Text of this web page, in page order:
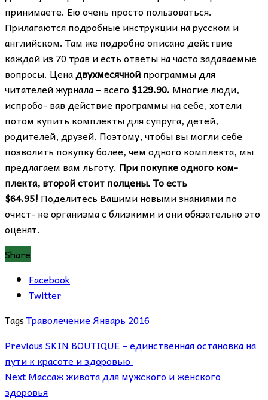
принимаете. Ею очень просто пользоваться.
Прилагаются подробные инструкции на русском и
английском. Там же подробно описано действие
каждой из 70 трав и есть ответы на часто задаваемые
вопросы. Ценадвухмесячнойпрограммы для
читателей журнала – всего $129.90. Многие люди,
испробо- вав действие программы на себе, хотели
потом купить комплекты для супруга, детей,
родителей, друзей. Поэтому, чтобы вы могли себе
позволить покупку более, чем одного комплекта, мы
предлагаем вам льготу. При покупке одного ком-
плекта, второй стоит полцены. То есть
$64.95! Поделитесь Вашими новыми знаниями по
очист- ке организма с близкими и они обязательно это
оценят.
Share
Facebook
Twitter
TagsТраволечениеЯнварь 2016
PreviousSKIN BOUTIQUE – единственная остановка на
пути к красоте и здоровью
NextМассаж живота для мужского и женского
здоровья